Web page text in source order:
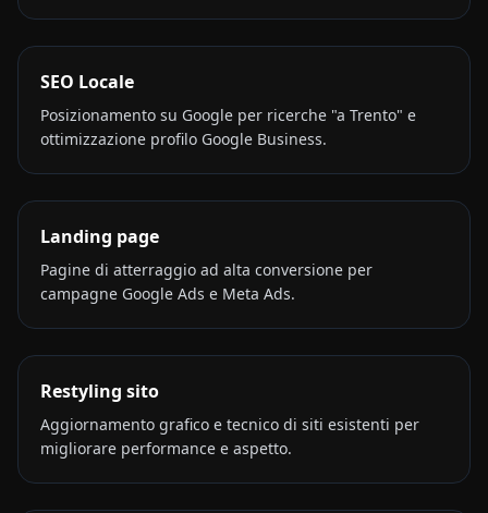
SEO Locale
Posizionamento su Google per ricerche "a Trento" e
ottimizzazione profilo Google Business.
Landing page
Pagine di atterraggio ad alta conversione per
campagne Google Ads e Meta Ads.
Restyling sito
Aggiornamento grafico e tecnico di siti esistenti per
migliorare performance e aspetto.